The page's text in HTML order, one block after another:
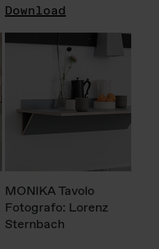
Download
MONIKA Tavolo
Fotografo: Lorenz
Sternbach